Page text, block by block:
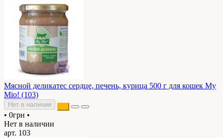
Мясной деликатес сердце, печень, курица 500 г для кошек My
Mio! (103)
Нет в наличии
• 0грн •
Нет в наличии
арт. 103